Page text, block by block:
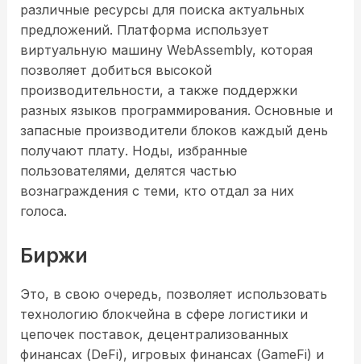
различные ресурсы для поиска актуальных
предложений. Платформа использует
виртуальную машину WebAssembly, которая
позволяет добиться высокой
производительности, а также поддержки
разных языков программирования. Основные и
запасные производители блоков каждый день
получают плату. Ноды, избранные
пользователями, делятся частью
вознаграждения с теми, кто отдал за них
голоса.
Биржи
Это, в свою очередь, позволяет использовать
технологию блокчейна в сфере логистики и
цепочек поставок, децентрализованных
финансах (DeFi), игровых финансах (GameFi) и